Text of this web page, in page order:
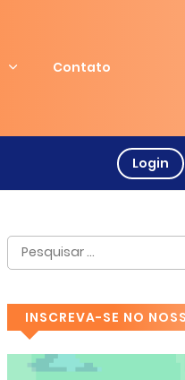
Contato
Login
INSCREVA-SE NO